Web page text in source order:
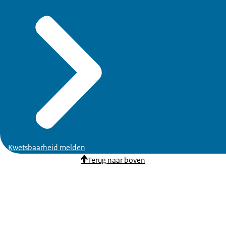
Kwetsbaarheid melden
Terug naar boven